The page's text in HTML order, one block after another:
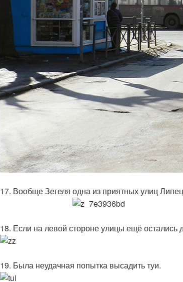
17. Вообще Зегеля одна из приятных улиц
18. Если на левой стороне улицы ещё остались
19. Была неудачная попытка высадить туи.